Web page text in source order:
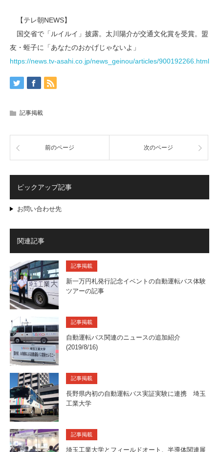
【テレ朝NEWS】
国交省で「ルイルイ」披露。太川陽介が交通文化賞を受賞。盟
友・蛭子に「あなたのおかげじゃないよ」
https://news.tv-asahi.co.jp/news_geinou/articles/900192266.html
記事掲載
前のページ 次のページ
ピックアップ記事
お問い合わせ先
関連記事
記事掲載
新一万円札発行記念イベントの自動運転バス体験
ツアーの記事
記事掲載
自動運転バス関連のニュースの追加紹介
(2019/8/16)
記事掲載
長野県内初の自動運転バス実証実験に連携 埼玉
工業大学
記事掲載
埼玉工業大学とフィールドオート、半導体関連展